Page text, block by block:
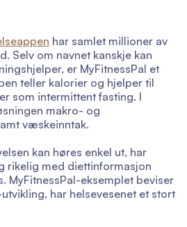
har samlet millioner av
Selv om navnet kanskje kan
er MyFitnessPal et
teller kalorier og hjelper til
som intermittent fasting. I
makro- og
væskeinntak.
kan høres enkel ut, har
rikelig med diettinformasjon
MyFitnessPal-eksemplet beviser
har helsevesenet et stort